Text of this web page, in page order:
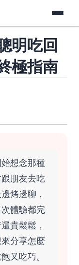
明吃回
極指南
想念那種
朋友去吃
烤邊聊，
體驗都完
貴鬆鬆，
分享怎麼
又吃巧。